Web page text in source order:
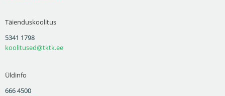
Täienduskoolitus
5341 1798
koolitused@tktk.ee
Üldinfo
666 4500